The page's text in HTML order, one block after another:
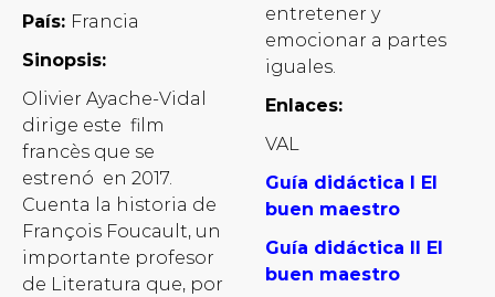
País: Francia
Sinopsis:
Olivier Ayache-Vidal
dirige este film
francès que se
estrenó en 2017.
Cuenta la historia de
François Foucault, un
importante profesor
de Literatura que, por
entretener y
emocionar a partes
iguales.
Enlaces:
VAL
Guía didáctica I El
buen maestro
Guía didáctica II El
buen maestro